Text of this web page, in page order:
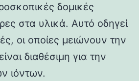
δομικές
στα υλικά. Αυτό οδηγεί
οι οποίες μειώνουν την
διαθέσιμη για την
ιόντων.